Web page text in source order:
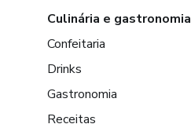
Culinária e gastronomia
Confeitaria
Drinks
Gastronomia
Receitas